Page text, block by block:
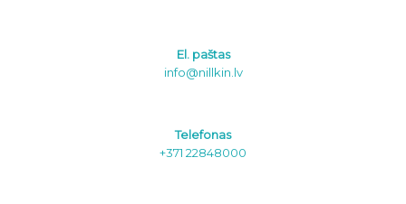
El. paštas
info@nillkin.lv
Telefonas
+371 22848000